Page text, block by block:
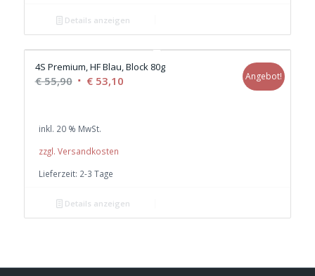
Details anzeigen
4S Premium, HF Blau, Block 80g
€55,90 Ursprünglicher
€ 55,90
€53,10Aktueller
Angebot!
inkl. 20 % MwSt.
zzgl. Versandkosten
Lieferzeit: 2-3 Tage
Details anzeigen